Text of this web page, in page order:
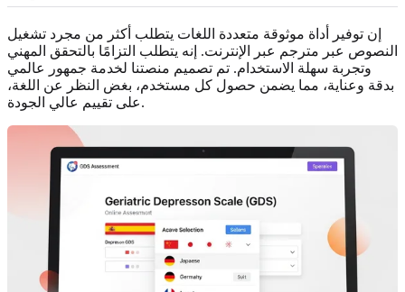
إن توفير أداة موثوقة متعددة اللغات يتطلب أكثر من مجرد تشغيل
النصوص عبر مترجم عبر الإنترنت. إنه يتطلب التزامًا بالتحقق المهني
وتجربة سهلة الاستخدام. تم تصميم منصتنا لخدمة جمهور عالمي
بدقة وعناية، مما يضمن حصول كل مستخدم، بغض النظر عن اللغة،
على تقييم عالي الجودة.